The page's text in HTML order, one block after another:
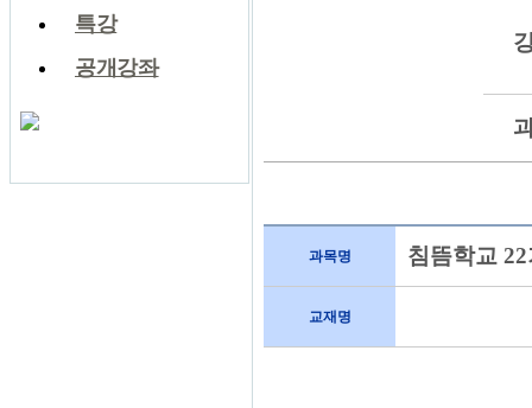
특강
공개강좌
과목명 침뜸학교
교재명